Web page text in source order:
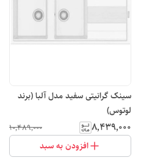
سینک گرانیتی سفید مدل آلبا (برند
لوتوس)
۸٬۴۳۹٬۰۰۰ ۱۰٬۴۸۹٬۰۰۰
افزودن به سبد